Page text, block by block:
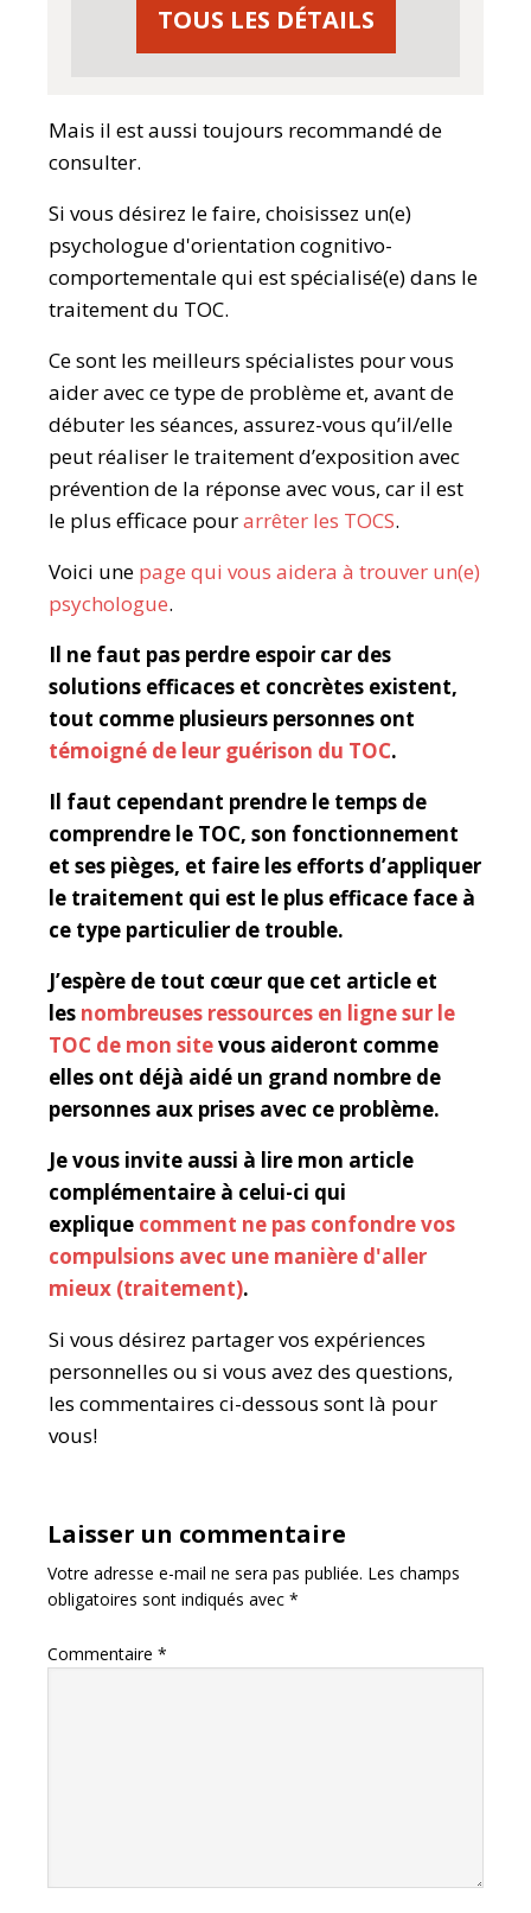
TOUS LES DÉTAILS
Mais il est aussi toujours recommandé de
consulter.
Si vous désirez le faire, choisissez un(e)
psychologue d'orientation cognitivo-
comportementale qui est spécialisé(e) dans le
traitement du TOC.
Ce sont les meilleurs spécialistes pour vous
aider avec ce type de problème et, avant de
débuter les séances, assurez-vous qu’il/elle
peut réaliser le traitement d’exposition avec
prévention de la réponse avec vous, car il est
le plus efficace pourarrêter les TOCS.
Voici une page qui vous aidera à trouver un(e)
psychologue.
Il ne faut pas perdre espoir car des
solutions efficaces et concrètes existent,
tout comme plusieurs personnes ont
témoigné de leur guérison du TOC.
Il faut cependant prendre le temps de
comprendre le TOC, son fonctionnement
et ses pièges, et faire les efforts d’appliquer
le traitement qui est le plus efficace face à
ce type particulier de trouble.
J’espère de tout cœur que cet article et
les nombreuses ressources en ligne sur le
TOC de mon sitevous aideront comme
elles ont déjà aidé un grand nombre de
personnes aux prises avec ce problème.
Je vous invite aussi à lire mon article
complémentaire à celui-ci qui
explique comment ne pas confondre vos
compulsions avec une manière d'aller
mieux (traitement).
Si vous désirez partager vos expériences
personnelles ou si vous avez des questions,
les commentaires ci-dessous sont là pour
vous!
Laisser un commentaire
Votre adresse e-mail ne sera pas publiée. Les champs
obligatoires sont indiqués avec *
Commentaire *